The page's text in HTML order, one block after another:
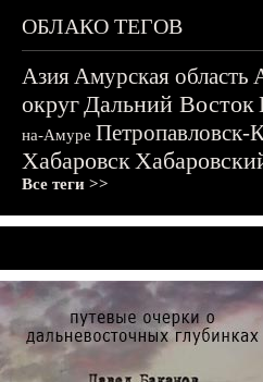
ОБЛАКО ТЕГОВ
АзияАмурская область
округДальний Восток
на-Амуре Петропавловск-
Хабаровск
Все теги >>